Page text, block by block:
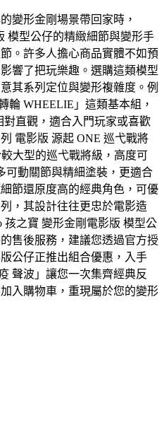
變形金剛場景帶回家時，
模型公仔的精緻細節與變形手
。許多人擔心商品實體不如預
響了把玩樂趣。選購這類模型
其系列定位與變形複雜度。例
輪 WHEELIE」這類基本組，
對直觀，適合入門玩家或喜歡
電影版 源起 ONE 巡弋戰將
大型的巡弋戰將級，高度可
可動關節與精細塗裝，更適合
節還原度高的經典角色，可優
，其設計往往更忠於電影造
孩之寶 變形金剛電影版 模型公
售後服務，建議您透過官方授
公仔正推出組合優惠，入手
聲波」讓您一次集齊經典反
入購物車，重現屬於您的變形